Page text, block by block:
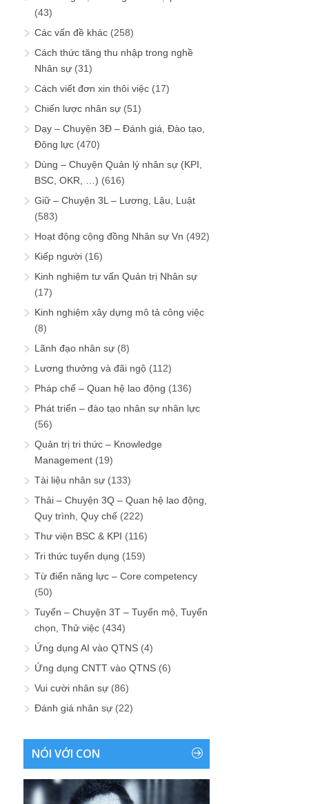
(43)
Các vấn đề khác (258)
Cách thức tăng thu nhập trong nghề
Nhân sự (31)
Cách viết đơn xin thôi việc (17)
Chiến lược nhân sự (51)
Dạy – Chuyện 3Đ – Đánh giá, Đào tạo,
Động lực (470)
Dùng – Chuyện Quản lý nhân sự (KPI,
BSC, OKR, …) (616)
Giữ – Chuyện 3L – Lương, Lậu, Luật
(583)
Hoạt động cộng đồng Nhân sự Vn (492)
Kiếp người (16)
Kinh nghiệm tư vấn Quản trị Nhân sự
(17)
Kinh nghiệm xây dựng mô tả công việc
(8)
Lãnh đạo nhân sự (8)
Lương thưởng và đãi ngộ (112)
Pháp chế – Quan hệ lao động (136)
Phát triển – đào tạo nhân sự nhân lực
(56)
Quản trị tri thức – Knowledge
Management (19)
Tài liệu nhân sự (133)
Thải – Chuyện 3Q – Quan hệ lao động,
Quy trình, Quy chế (222)
Thư viện BSC & KPI (116)
Tri thức tuyển dụng (159)
Từ điển năng lực – Core competency
(50)
Tuyển – Chuyện 3T – Tuyển mộ, Tuyển
chọn, Thử việc (434)
Ứng dụng AI vào QTNS (4)
Ứng dụng CNTT vào QTNS (6)
Vui cười nhân sự (86)
Đánh giá nhân sự (22)
NÓI VỚI CON